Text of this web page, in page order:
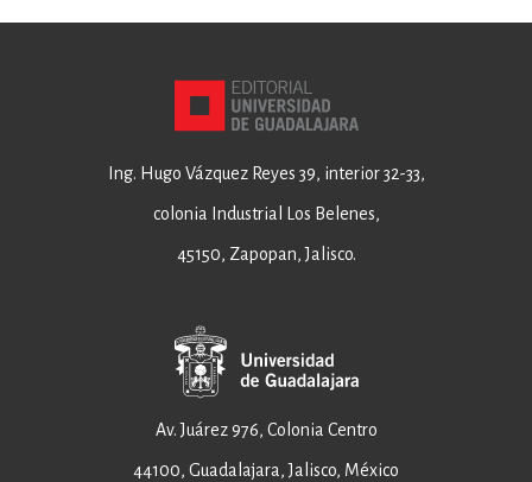
Ing. Hugo Vázquez Reyes 39, interior 32-33,
colonia Industrial Los Belenes,
45150, Zapopan, Jalisco.
Av. Juárez 976, Colonia Centro
44100, Guadalajara, Jalisco, México